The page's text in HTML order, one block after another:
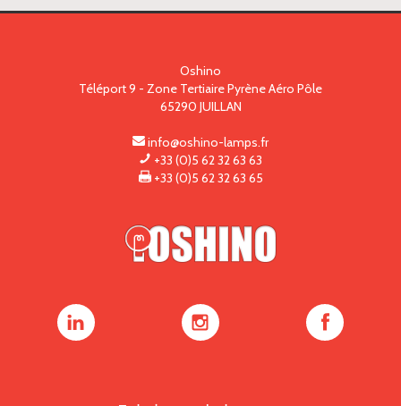
Oshino
Téléport 9 - Zone Tertiaire Pyrène Aéro Pôle
65290 JUILLAN
info@oshino-lamps.fr
+33 (0)5 62 32 63 63
+33 (0)5 62 32 63 65
Oshino
Oshino
Oshino